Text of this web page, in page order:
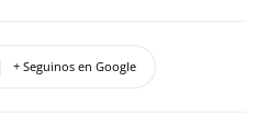
+ Seguinos en Google